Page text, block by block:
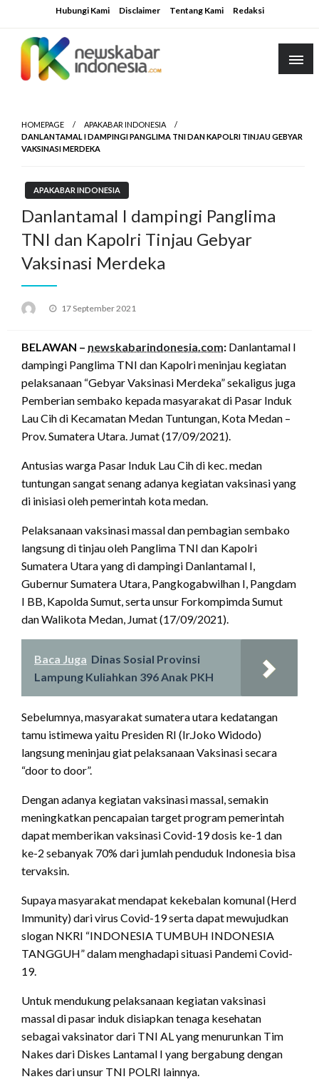
to
content
Hubungi Kami Disclaimer Tentang Kami Redaksi
HOMEPAGE
APAKABAR INDONESIA
DANLANTAMAL I DAMPINGI PANGLIMA TNI DAN KAPOLRI TINJAU GEBYAR
VAKSINASI MERDEKA
APAKABAR INDONESIA
Danlantamal I dampingi Panglima
TNI dan Kapolri Tinjau Gebyar
Vaksinasi Merdeka
Posted
17 September 2021
BELAWAN – newskabarindonesia.com: Danlantamal I
dampingi Panglima TNI dan Kapolri meninjau kegiatan
pelaksanaan “Gebyar Vaksinasi Merdeka” sekaligus juga
Pemberian sembako kepada masyarakat di Pasar Induk
Lau Cih di Kecamatan Medan Tuntungan, Kota Medan –
Prov. Sumatera Utara. Jumat (17/09/2021).
Antusias warga Pasar Induk Lau Cih di kec. medan
tuntungan sangat senang adanya kegiatan vaksinasi yang
di inisiasi oleh pemerintah kota medan.
Pelaksanaan vaksinasi massal dan pembagian sembako
langsung di tinjau oleh Panglima TNI dan Kapolri
Sumatera Utara yang di dampingi Danlantamal I,
Gubernur Sumatera Utara, Pangkogabwilhan I, Pangdam
I BB, Kapolda Sumut, serta unsur Forkompimda Sumut
dan Walikota Medan, Jumat (17/09/2021).
Baca Juga Dinas Sosial Provinsi
Lampung Kuliahkan 396 Anak PKH
Sebelumnya, masyarakat sumatera utara kedatangan
tamu istimewa yaitu Presiden RI (Ir.Joko Widodo)
langsung meninjau giat pelaksanaan Vaksinasi secara
“door to door”.
Dengan adanya kegiatan vaksinasi massal, semakin
meningkatkan pencapaian target program pemerintah
dapat memberikan vaksinasi Covid-19 dosis ke-1 dan
ke-2 sebanyak 70% dari jumlah penduduk Indonesia bisa
tervaksin.
Supaya masyarakat mendapat kekebalan komunal (Herd
Immunity) dari virus Covid-19 serta dapat mewujudkan
slogan NKRI “INDONESIA TUMBUH INDONESIA
TANGGUH” dalam menghadapi situasi Pandemi Covid-
19.
Untuk mendukung pelaksanaan kegiatan vaksinasi
massal di pasar induk disiapkan tenaga kesehatan
sebagai vaksinator dari TNI AL yang menurunkan Tim
Nakes dari Diskes Lantamal I yang bergabung dengan
Nakes dari unsur TNI POLRI lainnya.